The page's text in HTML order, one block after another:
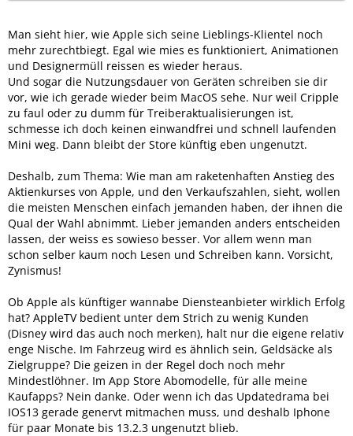
Man sieht hier, wie Apple sich seine Lieblings-Klientel noch
mehr zurechtbiegt. Egal wie mies es funktioniert, Animationen
und Designermüll reissen es wieder heraus.
Und sogar die Nutzungsdauer von Geräten schreiben sie dir
vor, wie ich gerade wieder beim MacOS sehe. Nur weil Cripple
zu faul oder zu dumm für Treiberaktualisierungen ist,
schmesse ich doch keinen einwandfrei und schnell laufenden
Mini weg. Dann bleibt der Store künftig eben ungenutzt.
Deshalb, zum Thema: Wie man am raketenhaften Anstieg des
Aktienkurses von Apple, und den Verkaufszahlen, sieht, wollen
die meisten Menschen einfach jemanden haben, der ihnen die
Qual der Wahl abnimmt. Lieber jemanden anders entscheiden
lassen, der weiss es sowieso besser. Vor allem wenn man
schon selber kaum noch Lesen und Schreiben kann. Vorsicht,
Zynismus!
Ob Apple als künftiger wannabe Diensteanbieter wirklich Erfolg
hat? AppleTV bedient unter dem Strich zu wenig Kunden
(Disney wird das auch noch merken), halt nur die eigene relativ
enge Nische. Im Fahrzeug wird es ähnlich sein, Geldsäcke als
Zielgruppe? Die geizen in der Regel doch noch mehr
Mindestlöhner. Im App Store Abomodelle, für alle meine
Kaufapps? Nein danke. Oder wenn ich das Updatedrama bei
IOS13 gerade genervt mitmachen muss, und deshalb Iphone
für paar Monate bis 13.2.3 ungenutzt blieb.